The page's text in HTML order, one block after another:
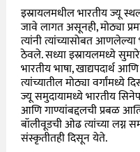
इस्रायलमधील भारतीय ज्यू
जावे लागत असूनही, मोठ्या
त्यांनी त्यांच्यासोबत
ठेवले. सध्या इस्रायलमध्ये
भारतीय भाषा, खाद्यपदार्थ
त्यांच्यातील मोठ्या वर्गांमध्ये
ज्यू समुदायामध्ये भारतीय
आणि गाण्यांबद्दलची प्रबळ
बॉलीवूडची ओढ त्यांच्या लग्न
संस्कृतीतही दिसून येते.